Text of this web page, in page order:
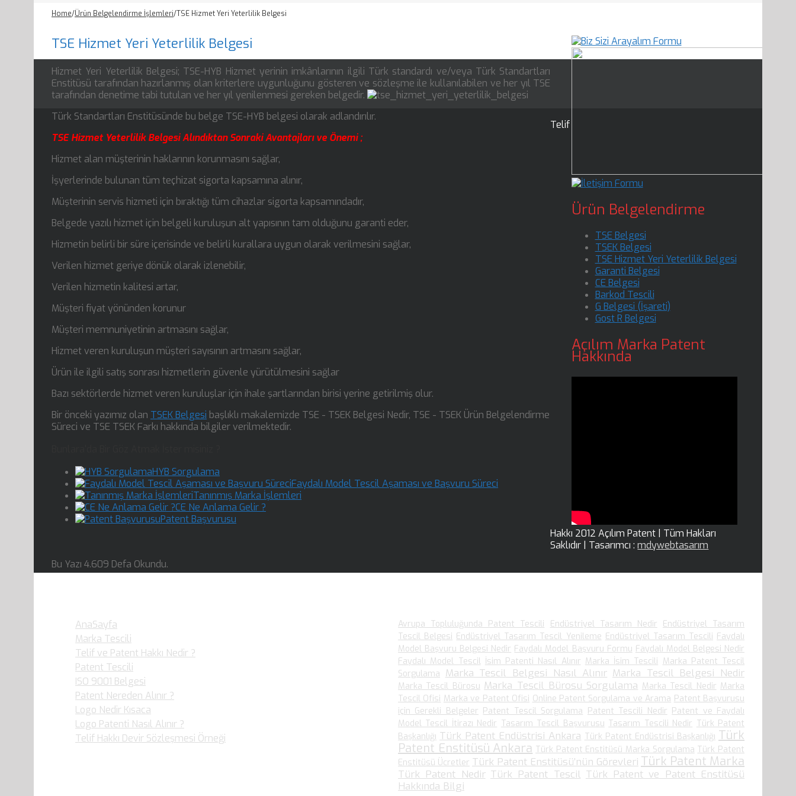
Home/Ürün Belgelendirme İşlemleri/TSE Hizmet Yeri Yeterlilik Belgesi
TSE Hizmet Yeri Yeterlilik Belgesi
Hizmet Yeri Yeterlilik Belgesi; TSE-HYB Hizmet yerinin imkânlarının ilgili Türk standardı ve/veya Türk Standartları
Enstitüsü tarafından hazırlanmış olan kriterlere uygunluğunu gösteren ve sözleşme ile kullanılabilen ve her yıl TSE
tarafından denetime tabi tutulan ve her yıl yenilenmesi gereken belgedir.
Türk Standartları Enstitüsünde bu belge TSE-HYB belgesi olarak adlandırılır.
TSE Hizmet Yeterlilik Belgesi Alındıktan Sonraki Avantajları ve Önemi ;
Hizmet alan müşterinin haklarının korunmasını sağlar,
İşyerlerinde bulunan tüm teçhizat sigorta kapsamına alınır,
Müşterinin servis hizmeti için bıraktığı tüm cihazlar sigorta kapsamındadır,
Belgede yazılı hizmet için belgeli kuruluşun alt yapısının tam olduğunu garanti eder,
Hizmetin belirli bir süre içerisinde ve belirli kurallara uygun olarak verilmesini sağlar,
Verilen hizmet geriye dönük olarak izlenebilir,
Verilen hizmetin kalitesi artar,
Müşteri fiyat yönünden korunur
Müşteri memnuniyetinin artmasını sağlar,
Hizmet veren kuruluşun müşteri sayısının artmasını sağlar,
Ürün ile ilgili satış sonrası hizmetlerin güvenle yürütülmesini sağlar
Bazı sektörlerde hizmet veren kuruluşlar için ihale şartlarından birisi yerine getirilmiş olur.
Bir önceki yazımız olan TSEK Belgesi başlıklı makalemizde TSE - TSEK Belgesi Nedir, TSE - TSEK Ürün Belgelendirme
Süreci ve TSE TSEK Farkı hakkında bilgiler verilmektedir.
HYB Sorgulama
Faydalı Model Tescil Aşaması ve Başvuru Süreci
Tanınmış Marka İşlemleri
CE Ne Anlama Gelir ?
Patent Başvurusu
Bu Yazı 4.609 Defa Okundu.
Ürün Belgelendirme
TSE Belgesi
TSEK Belgesi
TSE Hizmet Yeri Yeterlilik Belgesi
Garanti Belgesi
CE Belgesi
Barkod Tescili
G Belgesi (İşareti)
Gost R Belgesi
Açılım Marka Patent
Hakkında
AnaSayfa
Marka Tescili
Telif ve Patent Hakkı Nedir ?
Patent Tescili
ISO 9001 Belgesi
Patent Nereden Alınır ?
Logo Nedir Kısaca
Logo Patenti Nasıl Alınır ?
Telif Hakkı Devir Sözleşmesi Örneği
Avrupa Topluluğunda Patent Tescili Endüstriyel Tasarım Nedir Endüstriyel Tasarım
Tescil Belgesi Endüstriyel Tasarım Tescil Yenileme Endüstriyel Tasarım Tescili Faydalı
Model Başvuru Belgesi Nedir Faydalı Model Başvuru Formu Faydalı Model Belgesi Nedir
Faydalı Model Tescil İsim Patenti Nasıl Alınır Marka İsim Tescili Marka Patent Tescil
Sorgulama Marka Tescil Belgesi Nasıl Alınır Marka Tescil Belgesi Nedir
Marka Tescil Bürosu Marka Tescil Bürosu Sorgulama Marka Tescil Nedir Marka
Tescil Ofisi Marka ve Patent Ofisi Online Patent Sorgulama ve Arama Patent Başvurusu
için Gerekli Belgeler Patent Tescil Sorgulama Patent Tescili Nedir Patent ve Faydalı
Model Tescil İtirazı Nedir Tasarım Tescil Başvurusu Tasarım Tescili Nedir Türk Patent
Başkanlığı Türk Patent Endüstrisi Ankara Türk Patent Endüstrisi Başkanlığı Türk
Patent Enstitüsü Ankara Türk Patent Enstitüsü Marka Sorgulama Türk Patent
Enstitüsü Ücretler Türk Patent Enstitüsü’nün Görevleri Türk Patent Marka
Türk Patent Nedir Türk Patent Tescil Türk Patent ve Patent Enstitüsü
Hakkında Bilgi
Telif
Hakkı 2012 Açılım Patent | Tüm Hakları
Saklıdır | Tasarımcı :mdywebtasarım